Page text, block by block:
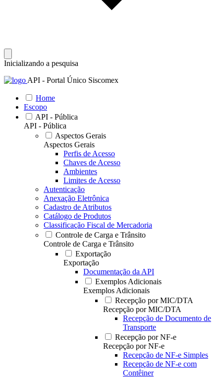
Inicializando a pesquisa
API - Portal Único Siscomex
Home
Escopo
API - Pública
API - Pública
Aspectos Gerais
Aspectos Gerais
Perfis de Acesso
Chaves de Acesso
Ambientes
Limites de Acesso
Autenticação
Anexação Eletrônica
Cadastro de Atributos
Catálogo de Produtos
Classificação Fiscal de Mercadoria
Controle de Carga e Trânsito
Controle de Carga e Trânsito
Exportação
Exportação
Documentação da API
Exemplos Adicionais
Exemplos Adicionais
Recepção por MIC/DTA
Recepção por MIC/DTA
Recepção de Documento de
Transporte
Recepção por NF-e
Recepção por NF-e
Recepção de NF-e Simples
Recepção de NF-e com
Contêiner